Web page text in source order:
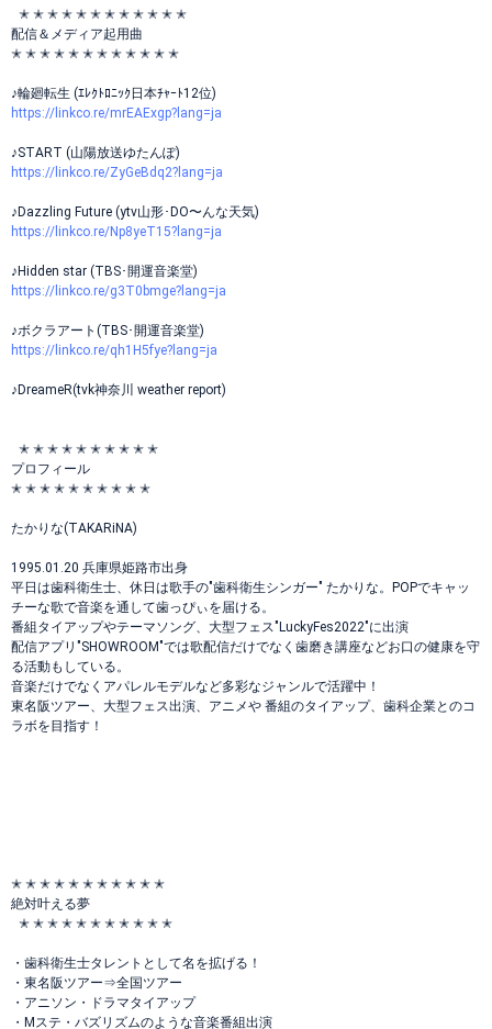
✭ ✭ ✭ ✭ ✭ ✭ ✭ ✭ ✭ ✭ ✭ ✭
配信＆メディア起用曲
✭ ✭ ✭ ✭ ✭ ✭ ✭ ✭ ✭ ✭ ✭ ✭
♪輪廻転生 (ｴﾚｸﾄﾛﾆｯｸ日本ﾁｬｰﾄ12位)
https://linkco.re/mrEAExgp?lang=ja
♪START (山陽放送ゆたんぽ)
https://linkco.re/ZyGeBdq2?lang=ja
♪Dazzling Future (ytv山形･DO〜んな天気)
https://linkco.re/Np8yeT15?lang=ja
♪Hidden star (TBS･開運音楽堂)
https://linkco.re/g3T0bmge?lang=ja
♪ボクラアート(TBS･開運音楽堂)
https://linkco.re/qh1H5fye?lang=ja
♪DreameR(tvk神奈川 weather report)
✭ ✭ ✭ ✭ ✭ ✭ ✭ ✭ ✭ ✭
プロフィール
✭ ✭ ✭ ✭ ✭ ✭ ✭ ✭ ✭ ✭
たかりな(TAKARiNA)
1995.01.20 兵庫県姫路市出身
平日は歯科衛生士、休日は歌手の"歯科衛生シンガー" たかりな。POPでキャッ
チーな歌で音楽を通して歯っぴぃを届ける。
番組タイアップやテーマソング、大型フェス"LuckyFes2022"に出演
配信アプリ"SHOWROOM"では歌配信だけでなく歯磨き講座などお口の健康を守
る活動もしている。
音楽だけでなくアパレルモデルなど多彩なジャンルで活躍中！
東名阪ツアー、大型フェス出演、アニメや 番組のタイアップ、歯科企業とのコ
ラボを目指す！
✭ ✭ ✭ ✭ ✭ ✭ ✭ ✭ ✭ ✭ ✭
絶対叶える夢
✭ ✭ ✭ ✭ ✭ ✭ ✭ ✭ ✭ ✭ ✭
・歯科衛生士タレントとして名を拡げる！
・東名阪ツアー⇒全国ツアー
・アニソン・ドラマタイアップ
・Mステ・バズリズムのような音楽番組出演